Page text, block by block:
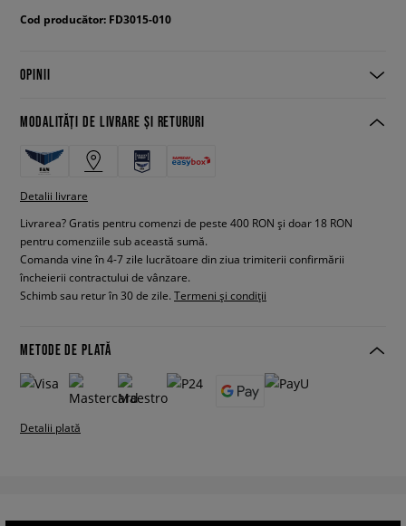
Cod producător: FD3015-010
OPINII
MODALITĂȚI DE LIVRARE ȘI RETURURI
Detalii livrare
Livrarea? Gratis pentru comenzi de peste 400 RON și doar 18 RON
pentru comenziile sub această sumă.
Comanda vine în 4-7 zile lucrătoare din ziua trimiterii confirmării
încheierii contractului de vânzare.
Schimb sau retur în 30 de zile. Termeni și condiții
METODE DE PLATĂ
Detalii plată